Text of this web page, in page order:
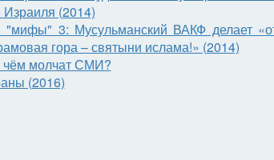
Израиля (2014)
"мифы" 3: Мусульманский ВАКФ делает
гора – святыни ислама!» (2014)
молчат СМИ?
(2016)
СПУСТЯ: ОТВЕТ НА ВОПРОС: «ГДЕ ВАШИ
Иисуса